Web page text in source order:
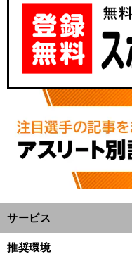
サービス
推奨環境